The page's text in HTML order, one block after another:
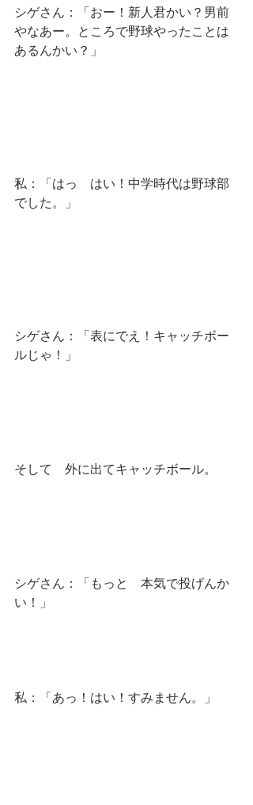
シゲさん：「おー！新人君かい？男前
やなあー。ところで野球やったことは
あるんかい？」
私：「はっ　はい！中学時代は野球部
でした。」
シゲさん：「表にでえ！キャッチボー
ルじゃ！」
そして　外に出てキャッチボール。
シゲさん：「もっと　本気で投げんか
い！」
私：「あっ！はい！すみません。」